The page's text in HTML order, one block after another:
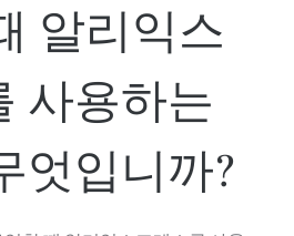
알리익스
사용하는
엇입니까?